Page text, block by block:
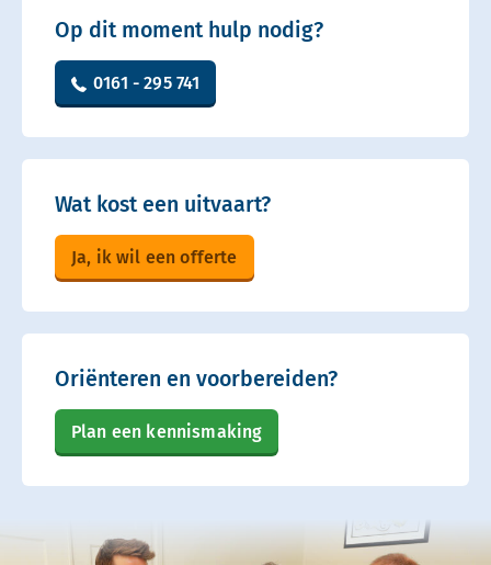
Op dit moment hulp nodig?
0161 - 295 741
Wat kost een uitvaart?
Ja, ik wil een offerte
Oriënteren en voorbereiden?
Plan een kennismaking